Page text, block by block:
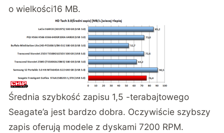
o wielkości16 MB.
Średnia szybkość zapisu 1,5 -terabajtowego
Seagate’a jest bardzo dobra. Oczywiście szybszy
zapis oferują modele z dyskami 7200 RPM.